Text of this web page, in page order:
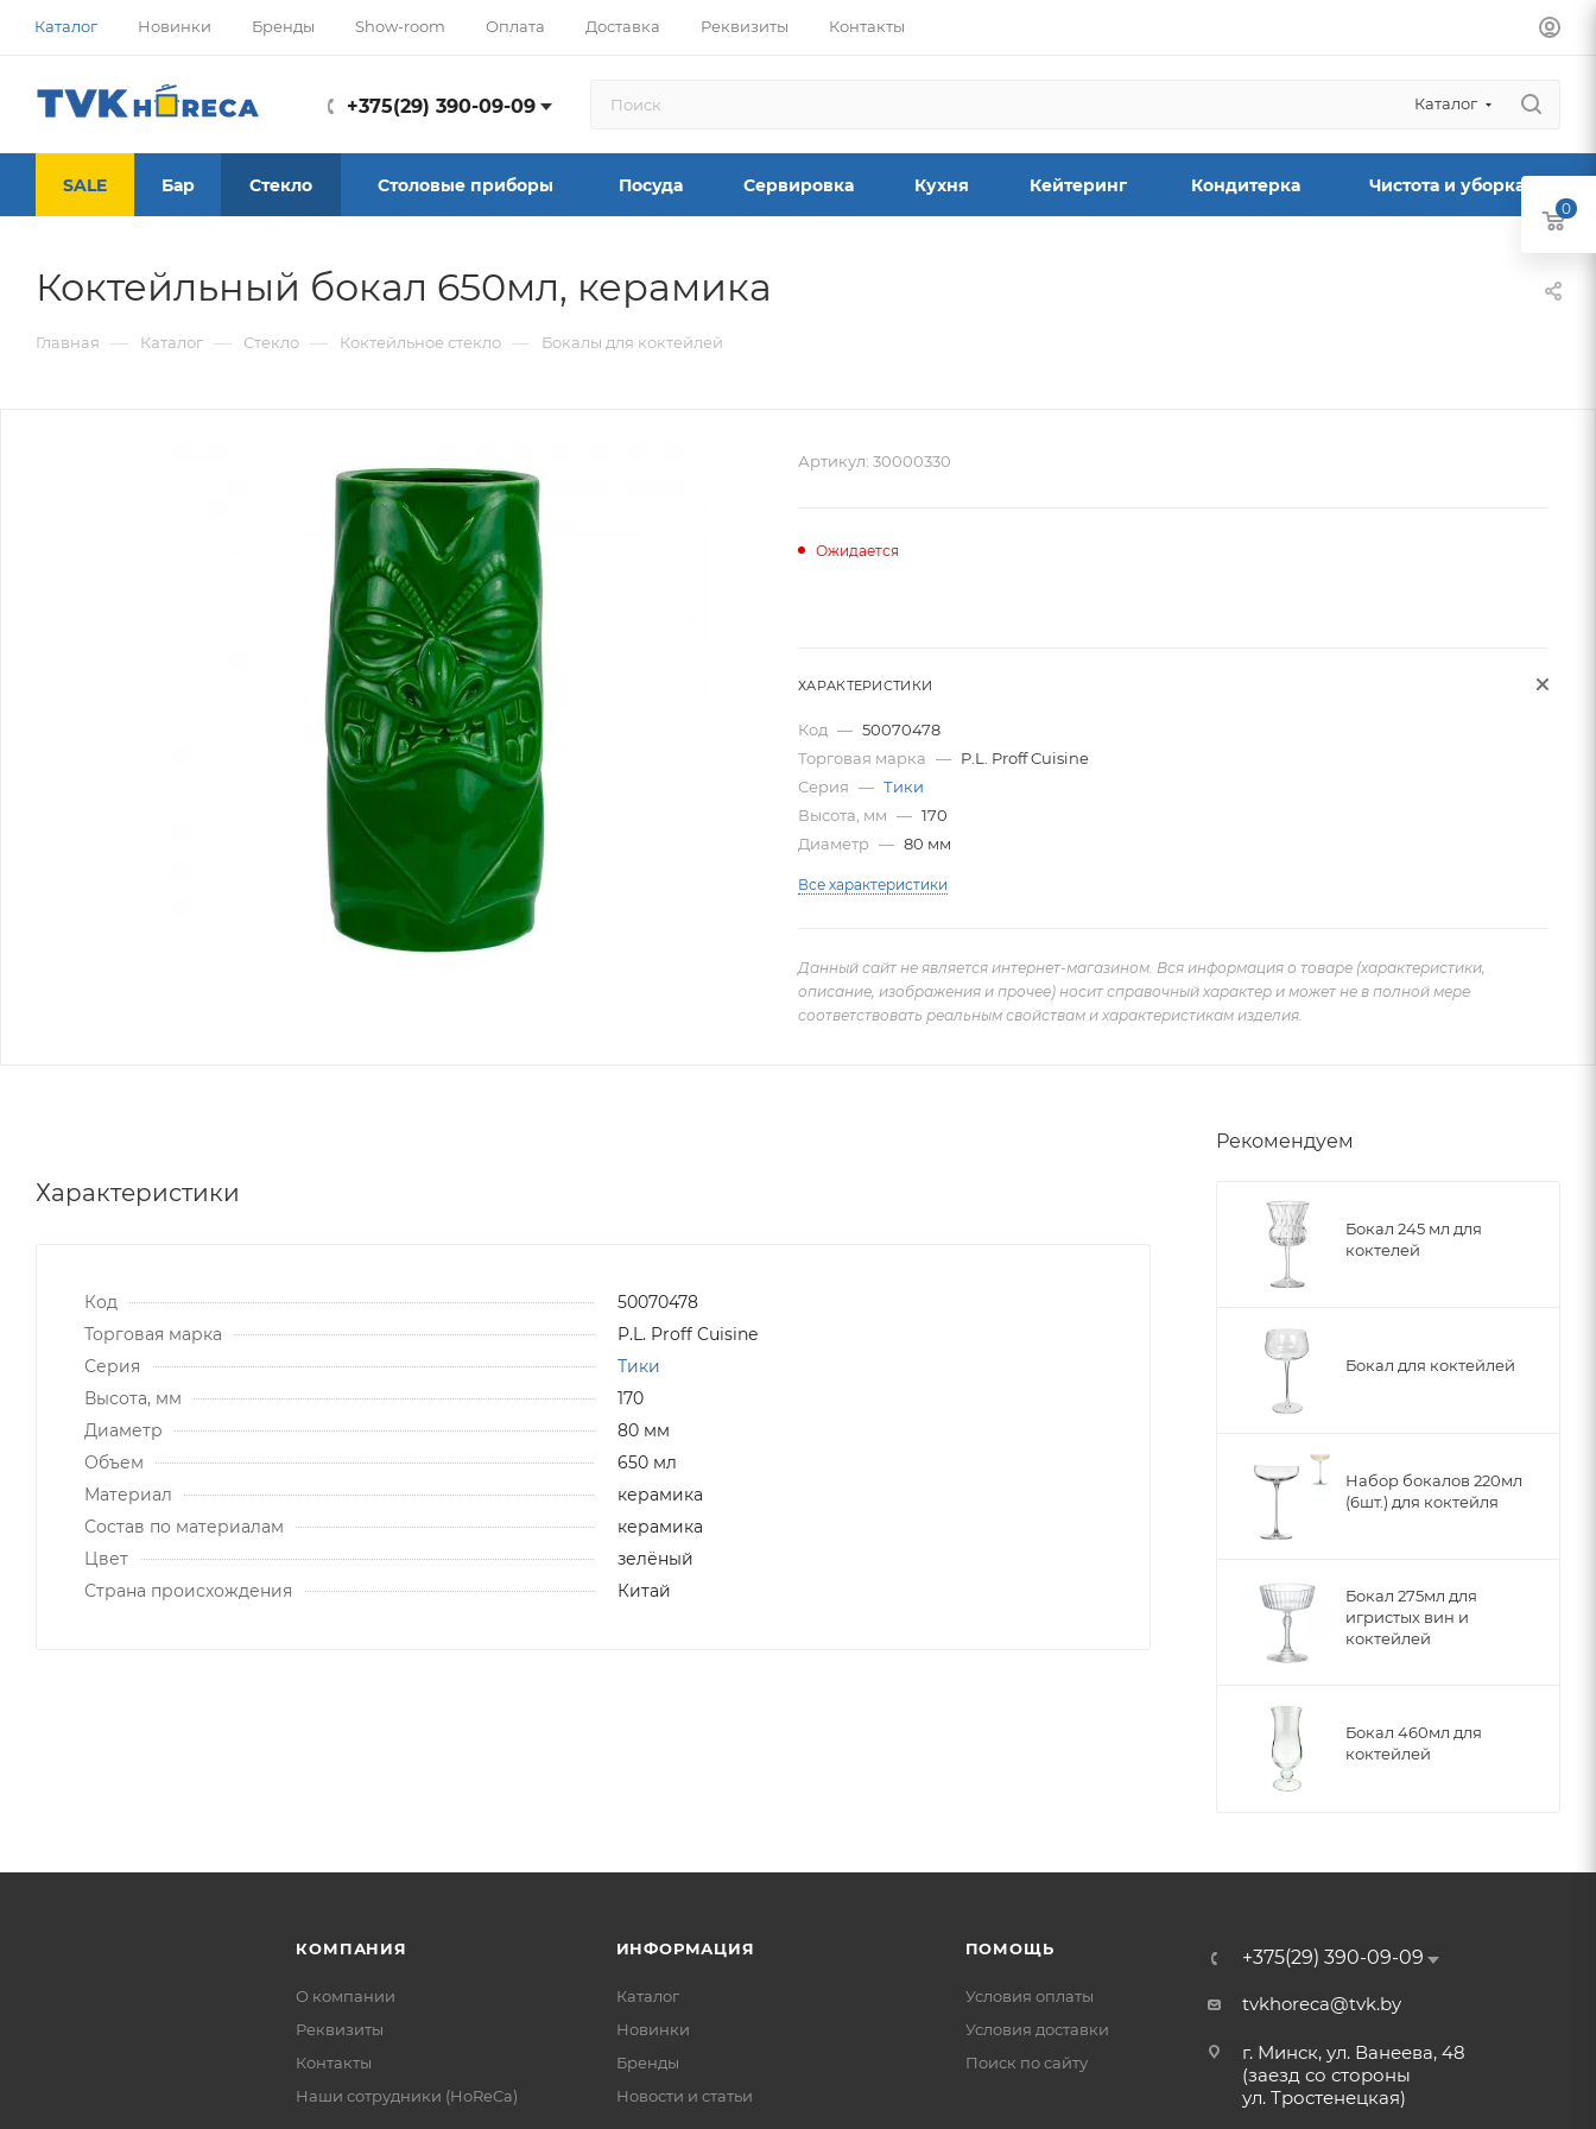
Каталог Новинки Бренды Show-room Оплата Доставка Реквизиты Контакты
+375(29) 390-09-09 Каталог
SALE Бар Стекло Столовые приборы Посуда Сервировка Кухня Кейтеринг Кондитерка Чистота и уборка
Коктейльный бокал 650мл, керамика
Главная — Каталог — Стекло — Коктейльное стекло — Бокалы для коктейлей
Артикул: 30000330
Ожидается
ХАРАКТЕРИСТИКИ
Код — 50070478
Торговая марка — P.L. Proff Cuisine
Серия — Тики
Высота, мм — 170
Диаметр — 80 мм
Все характеристики
Данный сайт не является интернет-магазином. Вся информация о товаре (характеристики,
описание, изображения и прочее) носит справочный характер и может не в полной мере
соответствовать реальным свойствам и характеристикам изделия.
Характеристики
Код
50070478
Торговая марка
P.L. Proff Cuisine
Серия
Тики
Высота, мм
170
Диаметр
80 мм
Объем
650 мл
Материал
керамика
Состав по материалам
керамика
Цвет
зелёный
Страна происхождения
Китай
Рекомендуем
Бокал 245 мл для
коктелей
Бокал для коктейлей
Набор бокалов 220мл
(6шт.) для коктейля
Бокал 275мл для
игристых вин и
коктейлей
Бокал 460мл для
коктейлей
КОМПАНИЯ
О компании
Реквизиты
Контакты
Наши сотрудники (HoReCa)
ИНФОРМАЦИЯ
Каталог
Новинки
Бренды
Новости и статьи
ПОМОЩЬ
Условия оплаты
Условия доставки
Поиск по сайту
+375(29) 390-09-09
tvkhoreca@tvk.by
г. Минск, ул. Ванеева, 48
(заезд со стороны
ул. Тростенецкая)
0